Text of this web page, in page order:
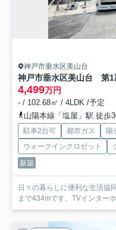
神戸市垂水区美山台
神戸市垂水区美山台 第
4,499万円
- / 102.68㎡ / 4LDK /予定
山陽本線「塩屋」駅 徒歩
駐車2台可 都市ガス 陽
ウォークインクロゼット
新築
日々の暮らしに便利な生活協
まで434mです。TVインター